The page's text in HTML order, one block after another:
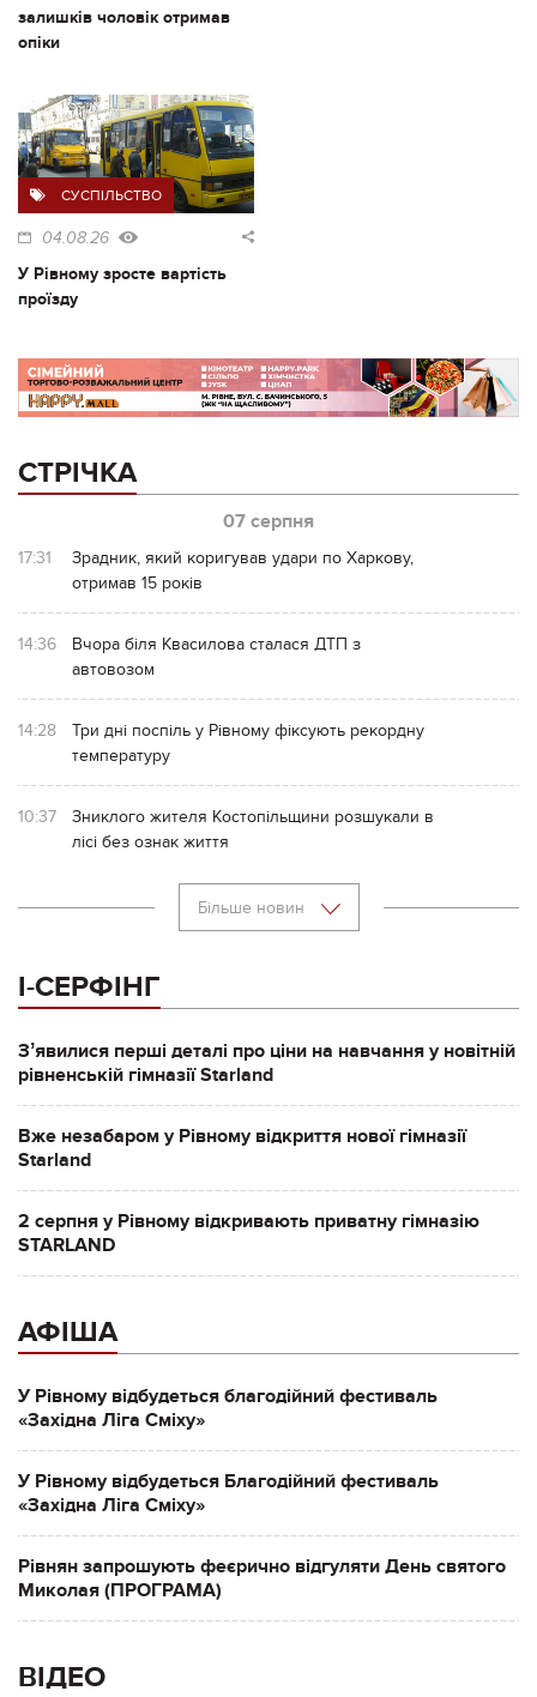
залишків чоловік отримав
опіки
СУСПІЛЬСТВО
04.08.26
У Рівному зросте вартість
проїзду
СТРІЧКА
07 серпня
17:31
Зрадник, який коригував удари по Харкову,
отримав 15 років
14:36
Вчора біля Квасилова сталася ДТП з
автовозом
14:28
Три дні поспіль у Рівному фіксують рекордну
температуру
10:37
Зниклого жителя Костопільщини розшукали в
лісі без ознак життя
Більше новин
І-СЕРФІНГ
Зʼявилися перші деталі про ціни на навчання у новітній
рівненській гімназії Starland
Вже незабаром у Рівному відкриття нової гімназії
Starland
2 серпня у Рівному відкривають приватну гімназію
STARLAND
АФІША
У Рівному відбудеться благодійний фестиваль
«Західна Ліга Сміху»
У Рівному відбудеться Благодійний фестиваль
«Західна Ліга Сміху»
Рівнян запрошують феєрично відгуляти День святого
Миколая (ПРОГРАМА)
ВІДЕО